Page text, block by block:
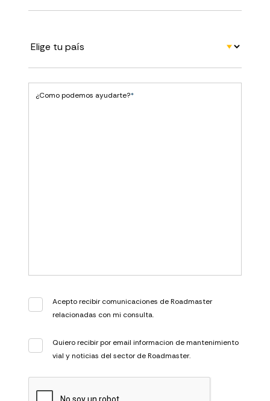
¿Como podemos ayudarte?*
Acepto recibir comunicaciones de Roadmaster
relacionadas con mi consulta.
Quiero recibir por email informacion de mantenimiento
vial y noticias del sector de Roadmaster.